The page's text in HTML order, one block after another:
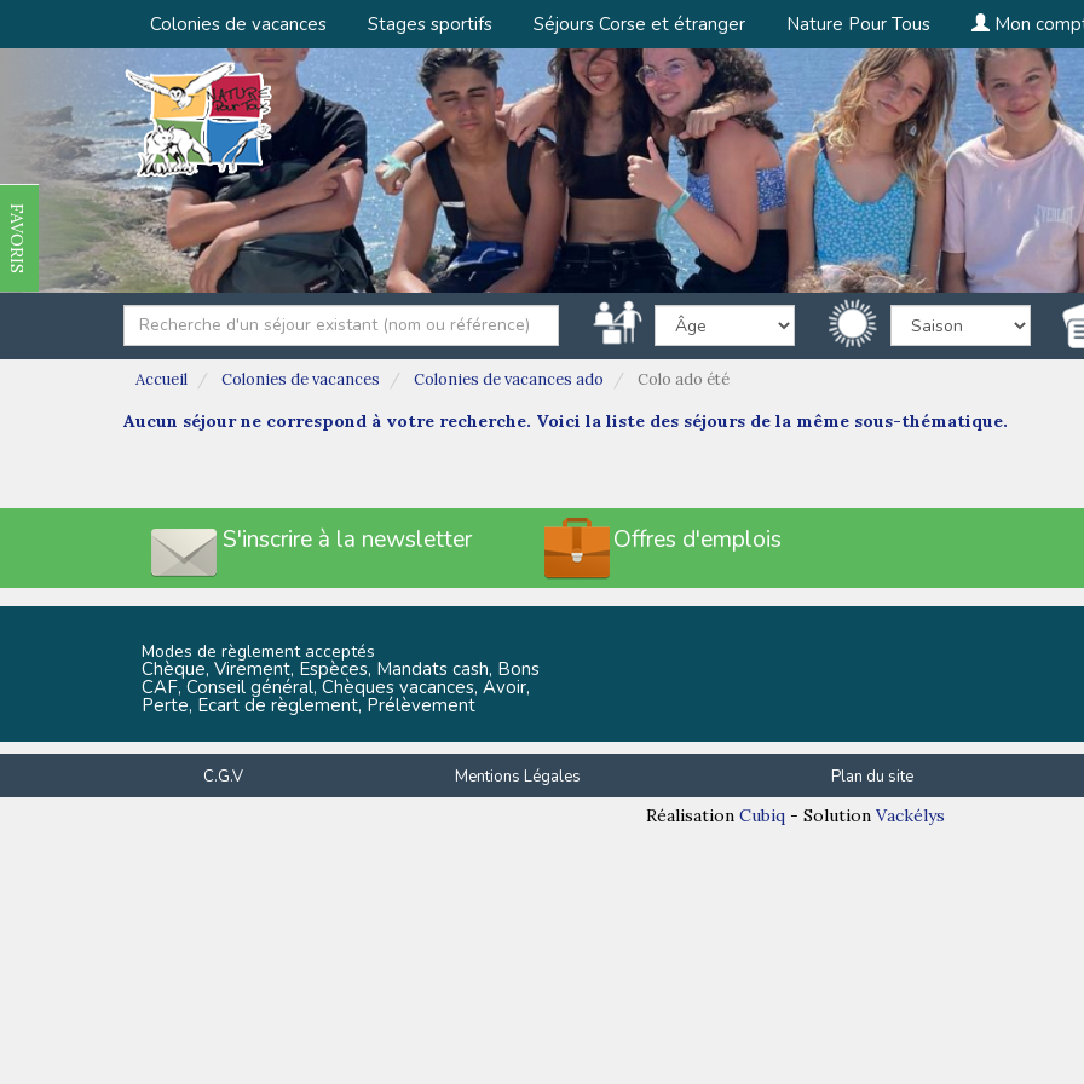
Colonies de vacances Stages sportifs Séjours Corse et étranger Nature Pour Tous Mon
FAVORIS
Accueil Colonies de vacances Colonies de vacances ado Colo ado été
Aucun séjour ne correspond à votre recherche. Voici la liste des séjours de la même sous-thématique.
S'inscrire à la newsletter Offres d'emplois
Modes de règlement acceptés
Chèque, Virement, Espèces, Mandats cash, Bons
CAF, Conseil général, Chèques vacances, Avoir,
Perte, Ecart de règlement, Prélèvement
C.G.V Mentions Légales Plan du site
Réalisation Cubiq- Solution Vackélys